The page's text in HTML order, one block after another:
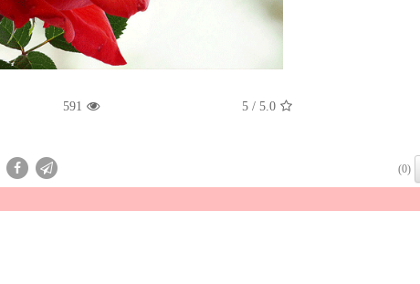
5.0
/
5
591
(0)